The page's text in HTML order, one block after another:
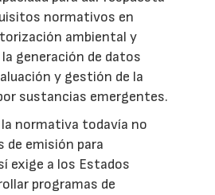
normativos en
ambiental y
generación de datos
y gestión de la
sustancias emergentes.
la normativa todavía no
de emisión para
exige a los Estados
programas de